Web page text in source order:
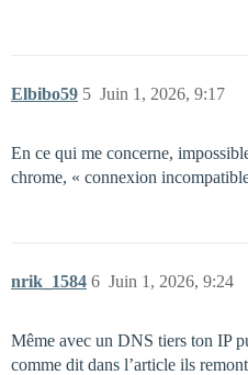
Elbibo59 Juin 1, 2026, 9:17
5
En ce qui me concerne,
chrome, « connexion
nrik_1584 Juin 1, 2026, 9:24
6
Même avec un DNS tiers ton IP
comme dit dans l’article ils